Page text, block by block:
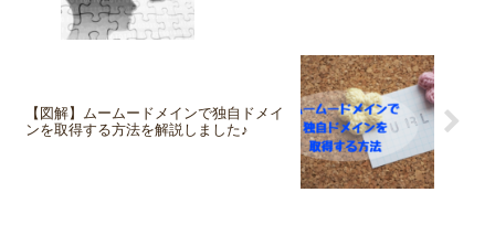
【図解】ムームードメインで独自ドメイ
ンを取得する方法を解説しました♪